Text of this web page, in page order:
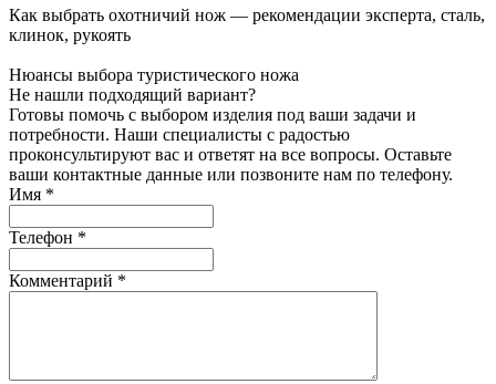
Как выбрать охотничий нож — рекомендации эксперта, сталь,
клинок, рукоять
Нюансы выбора туристического ножа
Не нашли подходящий вариант?
Готовы помочь с выбором изделия под ваши задачи и
потребности. Наши специалисты с радостью
проконсультируют вас и ответят на все вопросы. Оставьте
ваши контактные данные или позвоните нам по телефону.
Имя *
Телефон *
Комментарий *